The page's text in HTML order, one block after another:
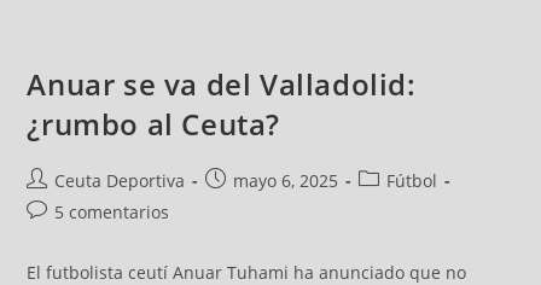
Anuar se va del Valladolid:
¿rumbo al Ceuta?
Ceuta Deportiva mayo 6, 2025
Fútbol
5 comentarios
El futbolista ceutí Anuar Tuhami ha anunciado que no